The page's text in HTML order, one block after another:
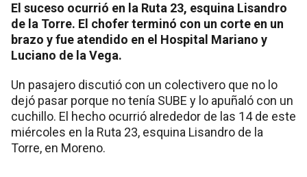
El suceso ocurrió en la Ruta 23, esquina Lisandro
de la Torre. El chofer terminó con un corte en un
brazo y fue atendido en el Hospital Mariano y
Luciano de la Vega.
Un pasajero discutió con un colectivero que no lo
dejó pasar porque no tenía SUBE y lo apuñaló con un
cuchillo. El hecho ocurrió alrededor de las 14 de este
miércoles en la Ruta 23, esquina Lisandro de la
Torre, en Moreno.